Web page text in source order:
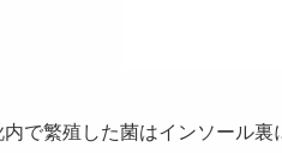
で繁殖した菌はインソール